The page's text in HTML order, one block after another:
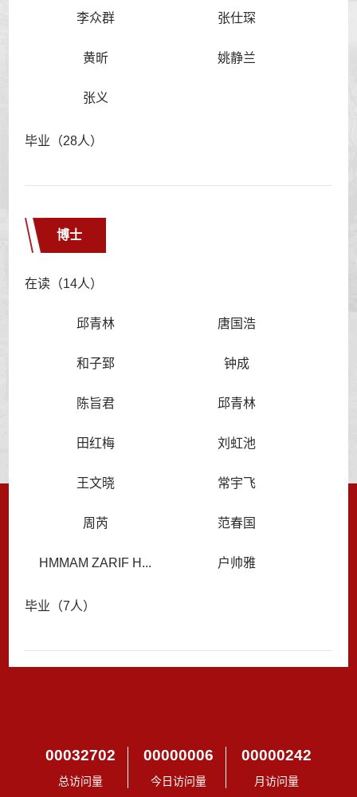
李众群 张仕琛
黄昕 姚静兰
张义
毕业（28人）
博士
在读（14人）
邱青林 唐国浩
和子郅 钟成
陈旨君 邱青林
田红梅 刘虹池
王文晓 常宇飞
周芮 范春国
HMMAM ZARIF H... 户帅雅
毕业（7人）
00032702
总访问量
00000006
今日访问量
00000242
月访问量